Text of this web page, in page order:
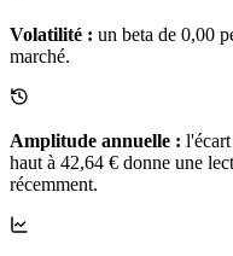
Volatilité : un beta de 0,00
marché.
Amplitude annuelle :
haut à 42,64 € donne une
récemment.